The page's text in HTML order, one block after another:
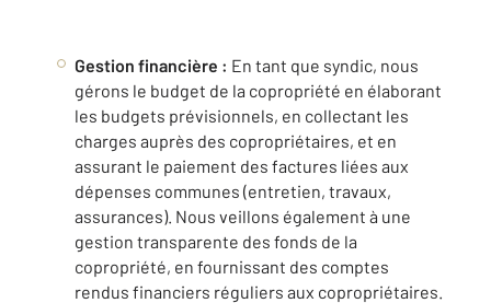
Gestion financière : En tant que syndic, nous
gérons le budget de la copropriété en élaborant
les budgets prévisionnels, en collectant les
charges auprès des copropriétaires, et en
assurant le paiement des factures liées aux
dépenses communes (entretien, travaux,
assurances). Nous veillons également à une
gestion transparente des fonds de la
copropriété, en fournissant des comptes
rendus financiers réguliers aux copropriétaires.